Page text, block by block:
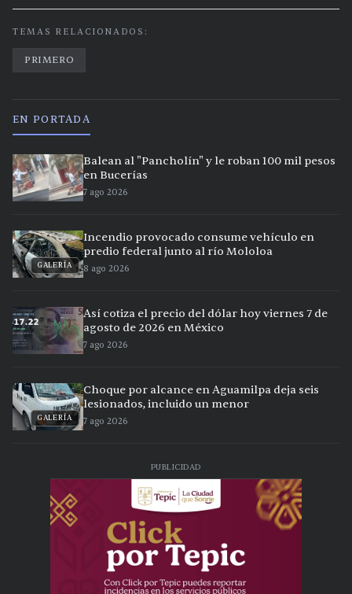
TEMAS RELACIONADOS:
PRIMERO
EN PORTADA
Balean al "Pancholín" y le roban 100 mil pesos
en Bucerías
7 ago 2026
GALERÍA
Incendio provocado consume vehículo en
predio federal junto al río Mololoa
8 ago 2026
Así cotiza el precio del dólar hoy viernes 7 de
agosto de 2026 en México
7 ago 2026
GALERÍA
Choque por alcance en Aguamilpa deja seis
lesionados, incluido un menor
7 ago 2026
PUBLICIDAD